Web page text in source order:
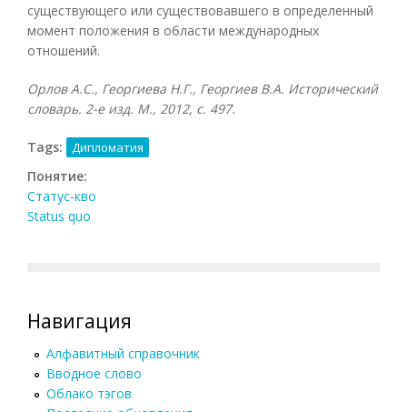
существующего или существовавшего в определенный
момент положения в области международных
отношений.
Орлов А.С., Георгиева Н.Г., Георгиев В.А. Исторический
словарь. 2-е изд. М., 2012, с. 497.
Tags: Дипломатия
Понятие:
Статус-кво
Status quo
Навигация
Алфавитный справочник
Вводное слово
Облако тэгов